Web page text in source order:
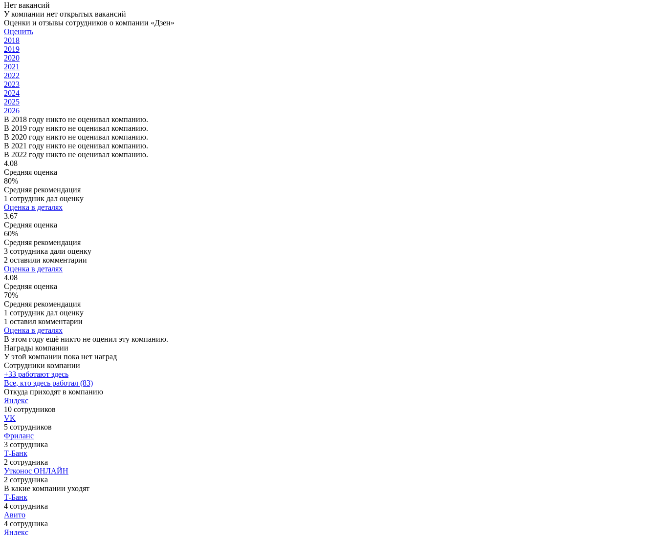
Нет вакансий
У компании нет открытых вакансий
Оценки и отзывы сотрудников о компании «Дзен»
Оценить
2018
2019
2020
2021
2022
2023
2024
2025
2026
В 2018 году никто не оценивал компанию.
В 2019 году никто не оценивал компанию.
В 2020 году никто не оценивал компанию.
В 2021 году никто не оценивал компанию.
В 2022 году никто не оценивал компанию.
4.08
Средняя оценка
80%
Средняя рекомендация
1 сотрудник дал оценку
Оценка в деталях
3.67
Средняя оценка
60%
Средняя рекомендация
3 сотрудника дали оценку
2 оставили комментарии
Оценка в деталях
4.08
Средняя оценка
70%
Средняя рекомендация
1 сотрудник дал оценку
1 оставил комментарии
Оценка в деталях
В этом году ещё никто не оценил эту компанию.
Награды компании
У этой компании пока нет наград
Сотрудники компании
+33 работают здесь
Все, кто здесь работал (83)
Откуда приходят в компанию
Яндекс
10 сотрудников
VK
5 сотрудников
Фриланс
3 сотрудника
Т-Банк
2 сотрудника
Утконос ОНЛАЙН
2 сотрудника
В какие компании уходят
Т-Банк
4 сотрудника
Авито
4 сотрудника
Яндекс